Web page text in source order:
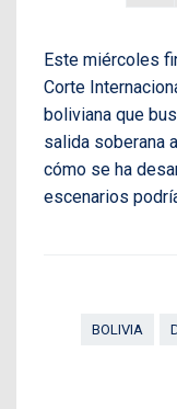
Este miércoles
Corte
boliviana que
salida soberana
cómo se ha
escenarios
BOLIVIA